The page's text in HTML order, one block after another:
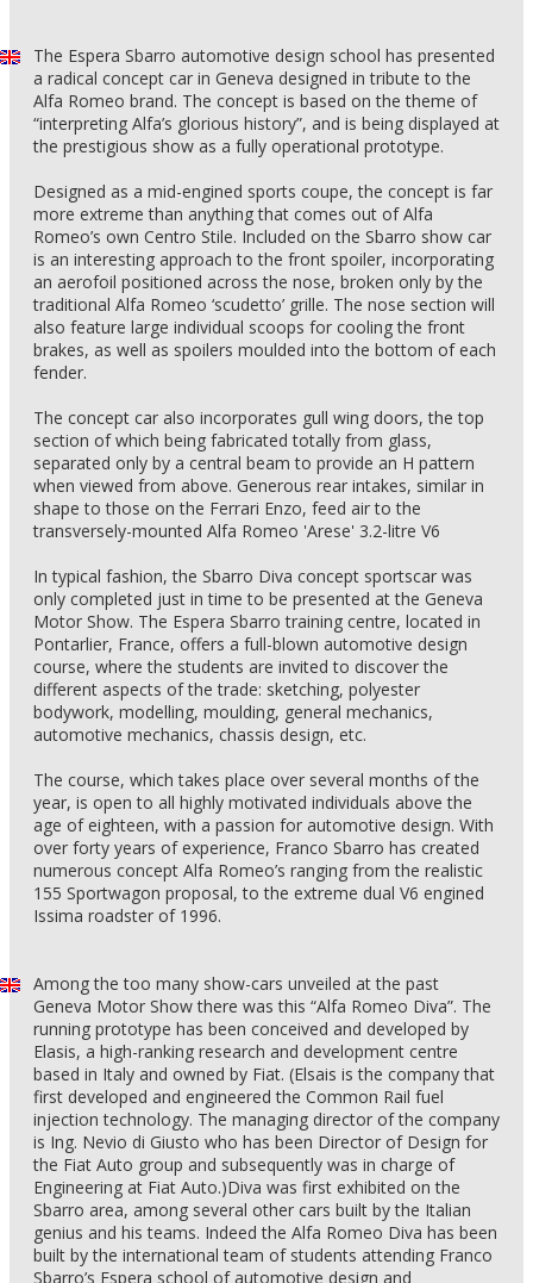
The Espera Sbarro automotive design school has presented
a radical concept car in Geneva designed in tribute to the
Alfa Romeo brand. The concept is based on the theme of
“interpreting Alfa’s glorious history”, and is being displayed at
the prestigious show as a fully operational prototype.
Designed as a mid-engined sports coupe, the concept is far
more extreme than anything that comes out of Alfa
Romeo’s own Centro Stile. Included on the Sbarro show car
is an interesting approach to the front spoiler, incorporating
an aerofoil positioned across the nose, broken only by the
traditional Alfa Romeo ‘scudetto’ grille. The nose section will
also feature large individual scoops for cooling the front
brakes, as well as spoilers moulded into the bottom of each
fender.
The concept car also incorporates gull wing doors, the top
section of which being fabricated totally from glass,
separated only by a central beam to provide an H pattern
when viewed from above. Generous rear intakes, similar in
shape to those on the Ferrari Enzo, feed air to the
transversely-mounted Alfa Romeo 'Arese' 3.2-litre V6
In typical fashion, the Sbarro Diva concept sportscar was
only completed just in time to be presented at the Geneva
Motor Show. The Espera Sbarro training centre, located in
Pontarlier, France, offers a full-blown automotive design
course, where the students are invited to discover the
different aspects of the trade: sketching, polyester
bodywork, modelling, moulding, general mechanics,
automotive mechanics, chassis design, etc.
The course, which takes place over several months of the
year, is open to all highly motivated individuals above the
age of eighteen, with a passion for automotive design. With
over forty years of experience, Franco Sbarro has created
numerous concept Alfa Romeo’s ranging from the realistic
155 Sportwagon proposal, to the extreme dual V6 engined
Issima roadster of 1996.
Among the too many show-cars unveiled at the past
Geneva Motor Show there was this “Alfa Romeo Diva”. The
running prototype has been conceived and developed by
Elasis, a high-ranking research and development centre
based in Italy and owned by Fiat. (Elsais is the company that
first developed and engineered the Common Rail fuel
injection technology. The managing director of the company
is Ing. Nevio di Giusto who has been Director of Design for
the Fiat Auto group and subsequently was in charge of
Engineering at Fiat Auto.)Diva was first exhibited on the
Sbarro area, among several other cars built by the Italian
genius and his teams. Indeed the Alfa Romeo Diva has been
built by the international team of students attending Franco
Sbarro’s Espera school of automotive design and